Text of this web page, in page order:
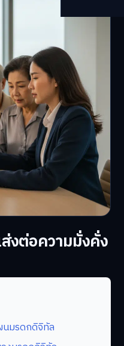
งต่อความมั่งคั่ง
นมรดกดิจิทัล